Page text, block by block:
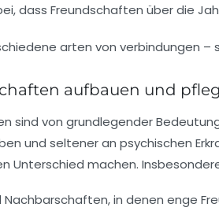
dass Freundschaften über die
aufbauen und
sind von grundlegender
und seltener an psychischen
Unterschied machen.
Nachbarschaften, in denen enge